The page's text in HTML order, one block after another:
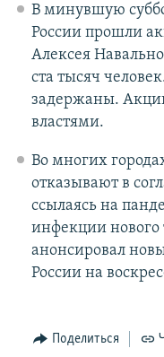
В минувшую
России прошли
Алексея
ста тысяч
задержаны.
властями.
Во многих
отказывают в
ссылаясь на
инфекции нового
анонсировал
России на
Поделиться